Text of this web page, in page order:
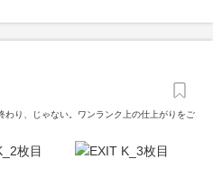
り、じゃない。ワンランク上の仕上がりをご